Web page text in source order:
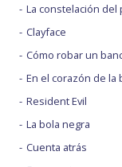
La constelación del
Clayface
Cómo robar un
En el corazón de la
Resident Evil
La bola negra
Cuenta atrás